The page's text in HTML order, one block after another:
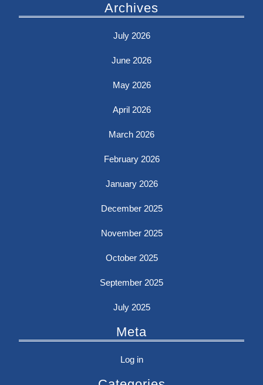
Archives
July 2026
June 2026
May 2026
April 2026
March 2026
February 2026
January 2026
December 2025
November 2025
October 2025
September 2025
July 2025
Meta
Log in